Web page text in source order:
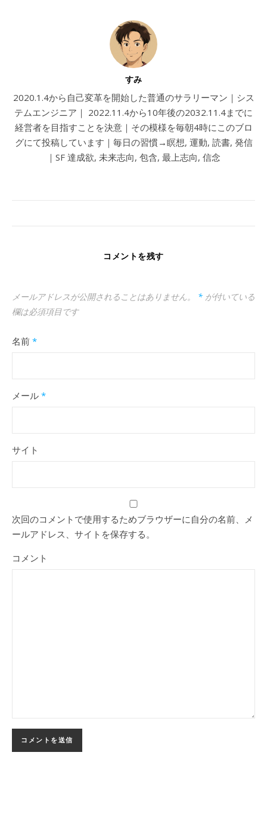
すみ
2020.1.4から自己変革を開始した普通のサラリーマン｜シス
テムエンジニア｜ 2022.11.4から10年後の2032.11.4までに
経営者を目指すことを決意｜その模様を毎朝4時にこのブロ
グにて投稿しています｜毎日の習慣→瞑想, 運動, 読書, 発信
｜SF 達成欲, 未来志向, 包含, 最上志向, 信念
コメントを残す
メールアドレスが公開されることはありません。 * が付いている
欄は必須項目です
名前 *
メール *
サイト
次回のコメントで使用するためブラウザーに自分の名前、メ
ールアドレス、サイトを保存する。
コメント